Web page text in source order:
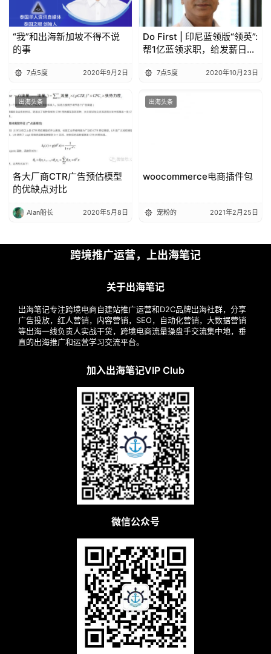
“我”和出海新加坡不得不说
的事
7点5度 2020年9月2日
Do First | 印尼蓝领版“领英”:
帮1亿蓝领求职，给发薪日贷
7点5度 2020年10月23日
出海头条
各大厂商CTR广告预估模型
的优缺点对比
Alan船长 2020年5月8日
出海头条
woocommerce电商插件包
宠粉的 2021年2月25日
跨境推广运营，上出海笔记
关于出海笔记
出海笔记专注跨境电商自建站推广运营和D2C品牌出海社群，分享
广告投放，红人营销，内容营销，SEO，自动化营销，大数据营销
等出海一线负责人实战干货，跨境电商流量操盘手交流集中地，垂
直的出海推广和运营学习交流平台。
加入出海笔记VIP Club
微信公众号